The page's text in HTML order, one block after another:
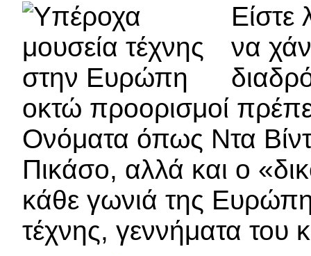
Είστε
να
οκτώ προορισμοί
Ονόματα όπως Ντα
Πικάσο, αλλά και ο
κάθε γωνιά της
τέχνης, γεννήματα του